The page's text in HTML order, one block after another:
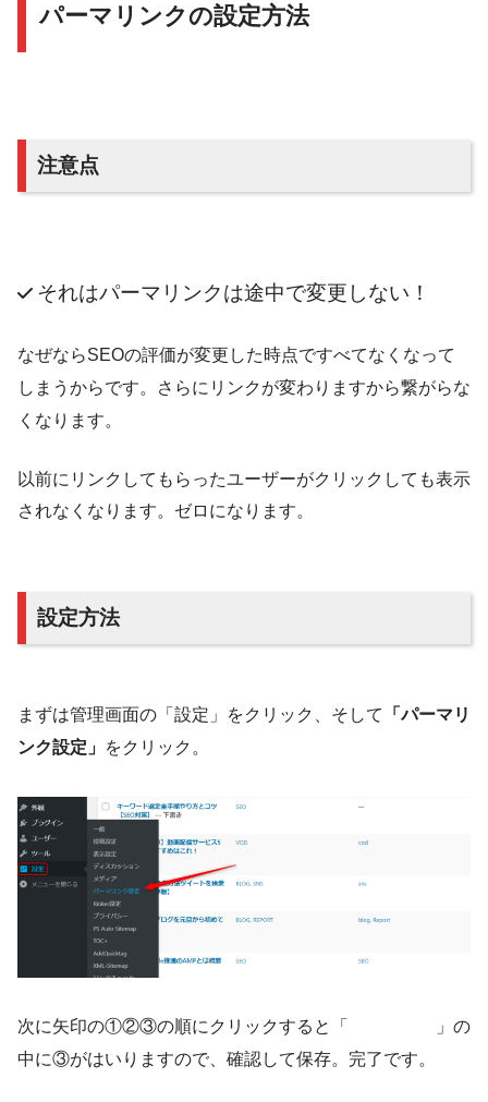
パーマリンクの設定方法
注意点
それはパーマリンクは途中で変更しない！
なぜならSEOの評価が変更した時点ですべてなくなって
しまう からです。さらに リンクが変わりますから繋がらな
くなります。
以前にリンクしてもらったユーザーがクリックしても表示
されなくなります。ゼロになります。
設定方法
まずは管理画面の「設定」をクリック、そして
「パーマリ
ンク設定」 をクリック。
次に矢印の①②③の順にクリックすると「 」の
中に③がはいりますので、確認して保存。完了です。